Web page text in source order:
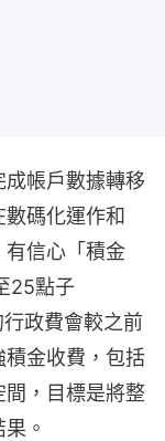
成帳戶數據轉移
碼化運作和
有信心「積金
25點子
政費會較之前
金收費，包括
，目標是將整
。